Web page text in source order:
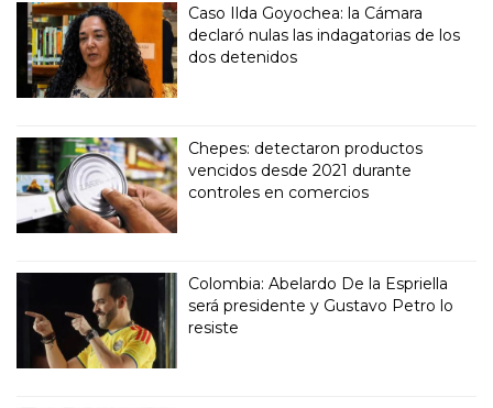
Caso Ilda Goyochea: la Cámara
declaró nulas las indagatorias de los
dos detenidos
Chepes: detectaron productos
vencidos desde 2021 durante
controles en comercios
Colombia: Abelardo De la Espriella
será presidente y Gustavo Petro lo
resiste